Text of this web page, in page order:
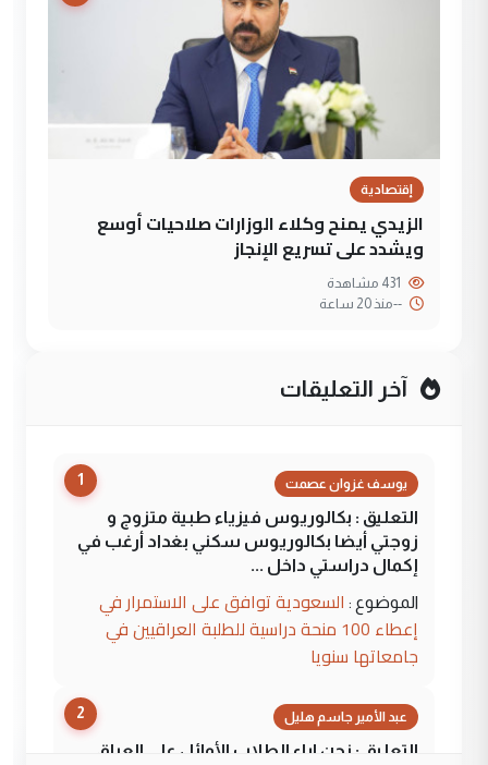
إقتصادية
الزيدي يمنح وكلاء الوزارات صلاحيات أوسع
ويشدد على تسريع الإنجاز
--منذ 20 ساعة
آخر التعليقات
1 يوسف غزوان عصمت
التعليق : بكالوريوس فيزياء طبية متزوج و
زوجتي أيضا بكالوريوس سكني بغداد أرغب في
إكمال دراستي داخل ...
الموضوع : السعودية توافق على الاستمرار في
إعطاء 100 منحة دراسية للطلبة العراقيين في
جامعاتها سنويا
2 عبد الأمير جاسم هليل
التعليق : نحن اباء الطلاب الأوائل على العراق